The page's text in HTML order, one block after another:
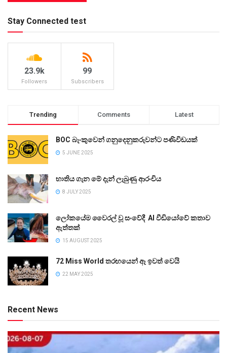
Stay Connected test
23.9k
Followers
99
Subscribers
Trending Comments Latest
BOC බැංකුවෙන් ගනුදෙනුකරුවන්ට පණිවිඩයක්
5 JUNE 2025
භාතිය ගැන මේ දැන් ලැබුණු ආරංචිය
8 JULY 2025
ලෝකයේම වෛරල් වූ සංවේදී AI වීඩියෝවේ කතාව
ඇත්තක්
15 AUGUST 2025
72 Miss World තරඟයෙන් ඈ ඉවත් වෙයි
22 MAY 2025
Recent News